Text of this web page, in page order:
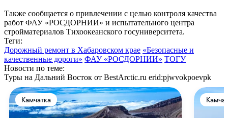
Также сообщается о привлечении с целью контроля качества
работ ФАУ «РОСДОРНИИ» и испытательного центра
стройматериалов Тихоокеанского госуниверситета.
Теги:
Дорожный ремонт в Хабаровском крае «Безопасные и
качественные дороги» ФАУ «РОСДОРНИИ» ТОГУ
Новости по теме:
Туры на Дальний Восток от BestArctic.ru erid:pjwvokpoevpk